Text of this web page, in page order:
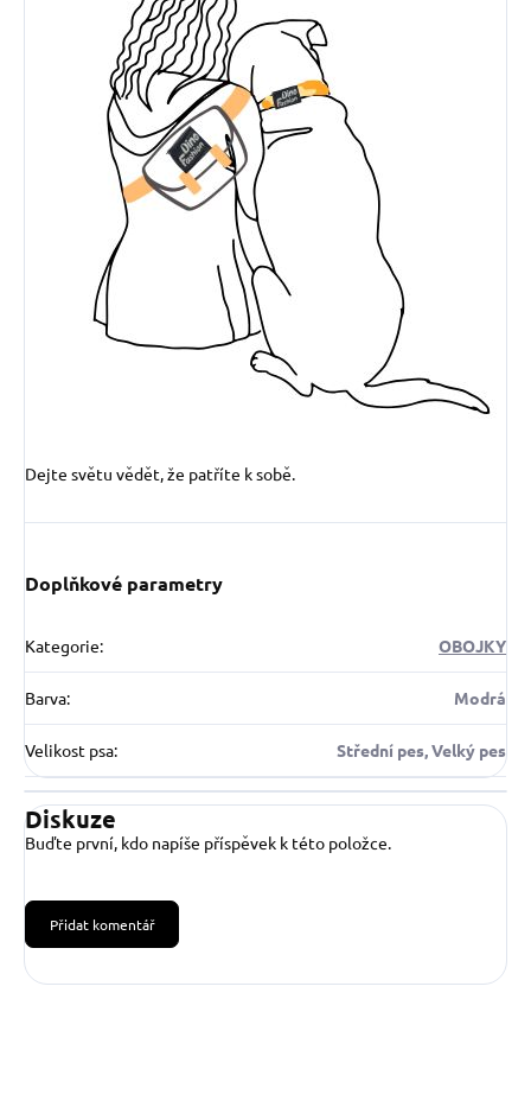
Dejte světu vědět, že patříte k sobě.
Doplňkové parametry
Kategorie: OBOJKY
Barva: Modrá
Velikost psa: Střední pes, Velký pes
Diskuze
Buďte první, kdo napíše příspěvek k této položce.
Přidat komentář